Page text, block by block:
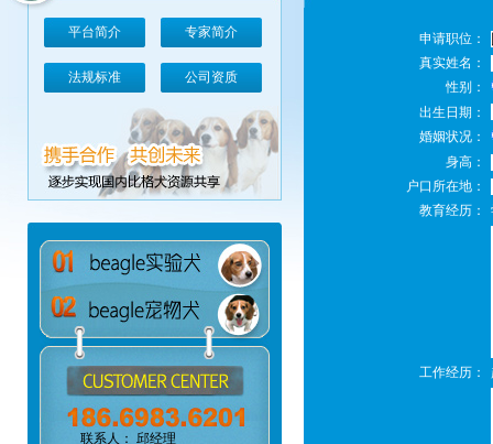
平台简介 专家简介
法规标准 公司资质
联系人： 邱经理
申请职位：
真实姓名：
性别：
出生日期：
婚姻状况：
身高：
户口所在地：
教育经历：
工作经历：